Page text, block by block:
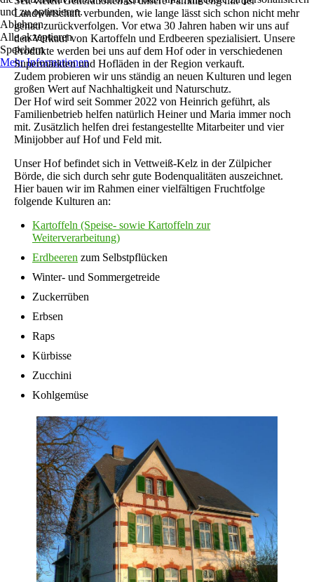
Landwirtschaft verbunden, wie lange lässt sich schon nicht mehr
genau zurückverfolgen. Vor etwa 30 Jahren haben wir uns auf
den Verkauf von Kartoffeln und Erdbeeren spezialisiert. Unsere
Produkte werden bei uns auf dem Hof oder in verschiedenen
Supermärkten und Hofläden in der Region verkauft.
Zudem probieren wir uns ständig an neuen Kulturen und legen
großen Wert auf Nachhaltigkeit und Naturschutz.
Der Hof wird seit Sommer 2022 von Heinrich geführt, als
Familienbetrieb helfen natürlich Heiner und Maria immer noch
mit. Zusätzlich helfen drei festangestellte Mitarbeiter und vier
Minijobber auf Hof und Feld mit.
Unser Hof befindet sich in Vettweiß-Kelz in der Zülpicher
Börde, die sich durch sehr gute Bodenqualitäten auszeichnet.
Hier bauen wir im Rahmen einer vielfältigen Fruchtfolge
folgende Kulturen an:
Kartoffeln (Speise- sowie Kartoffeln zur
Weiterverarbeitung)
Erdbeeren zum Selbstpflücken
Winter- und Sommergetreide
Zuckerrüben
Erbsen
Raps
Kürbisse
Zucchini
Kohlgemüse
und zu optimieren.
Ablehnen
Alle akzeptieren
Speichern
Mehr Informationen